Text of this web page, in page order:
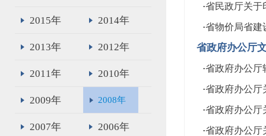
2015年 2014年
2013年 2012年
2011年 2010年
2009年 2008年
2007年 2006年
·省民政厅关于
·省物价局省建
省政府办公厅
·省政府办公厅
·省政府办公厅
·省政府办公厅
·省政府办公厅